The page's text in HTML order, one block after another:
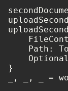
Path:
}
_, _, _ =